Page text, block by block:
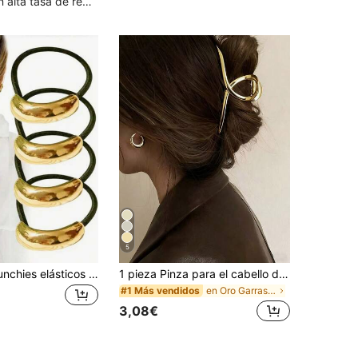
4/1 pieza Scrunchies elásticos de metal con patrón geométrico para mujer - Adecuado para cabello grueso, elegante vintage para cumpleaños & ocasiones especiales, accesorios para el cabello
5
1 pieza Pinza para el cabello de mujer de aleación metálica dorada minimalista de una sola pieza, accesorio versátil elegante y chic adecuado para uso diario, fiesta, ir al trabajo
#1 Más vendidos en Oro Garras Para El Cabello
3,08€